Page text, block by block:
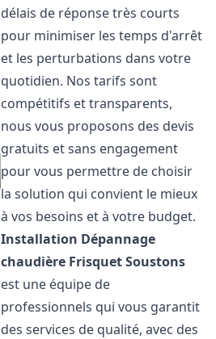
délais de réponse très courts
pour minimiser les temps d'arrêt
et les perturbations dans votre
quotidien. Nos tarifs sont
compétitifs et transparents,
nous vous proposons des devis
gratuits et sans engagement
pour vous permettre de choisir
la solution qui convient le mieux
à vos besoins et à votre budget.
Installation Dépannage
chaudière FrisquetSoustons
est une équipe de
professionnels qui vous garantit
des services de qualité, avec des